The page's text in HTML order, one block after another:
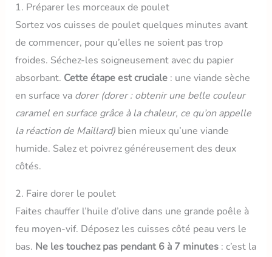
1. Préparer les morceaux de poulet
Sortez vos cuisses de poulet quelques minutes avant
de commencer, pour qu’elles ne soient pas trop
froides. Séchez-les soigneusement avec du papier
absorbant. Cette étape est cruciale: une viande sèche
en surface va dorer (dorer : obtenir une belle couleur
caramel en surface grâce à la chaleur, ce qu’on appelle
la réaction de Maillard)bien mieux qu’une viande
humide. Salez et poivrez généreusement des deux
côtés.
2. Faire dorer le poulet
Faites chauffer l’huile d’olive dans une grande poêle à
feu moyen-vif. Déposez les cuisses côté peau vers le
bas. Ne les touchez pas pendant 6 à 7 minutes: c’est la